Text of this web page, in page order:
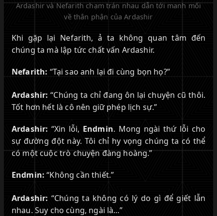
Ardashir và Nefarith chạm trán nhau dẫn tới manh mối
về thân phận của Ardashir
Khi gặp lại Nefarith, ả ta không quan tâm đến
chúng ta mà lập tức chất vấn Ardashir.
Nefarith: “Tại sao anh lại đi cùng bọn họ?”
Ardashir: “Chúng ta chỉ đang ôn lại chuyện cũ thôi.
Tốt hơn hết là cô nên giữ phép lịch sự.”
Ardashir: “Xin lỗi, Endmin. Mong ngài thứ lỗi cho
sự đường đột này. Tôi chỉ hy vọng chúng ta có thể
có một cuộc trò chuyện đàng hoàng.”
Endmin: “Không cần thiết.”
Ardashir: “Chúng ta không có lý do gì để giết lẫn
nhau. Suy cho cùng, ngài là…”